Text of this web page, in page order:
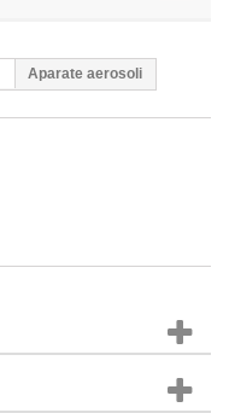
Aparate aerosoli